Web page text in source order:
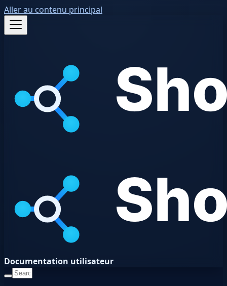
Aller au contenu principal
Documentation utilisateur